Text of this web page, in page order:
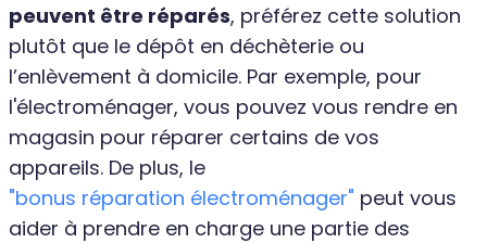
peuvent être réparés, préférez cette solution
plutôt que le dépôt en déchèterie ou
l’enlèvement à domicile. Par exemple, pour
l'électroménager, vous pouvez vous rendre en
magasin pour réparer certains de vos
appareils. De plus, le
"bonus réparation électroménager" peut vous
aider à prendre en charge une partie des